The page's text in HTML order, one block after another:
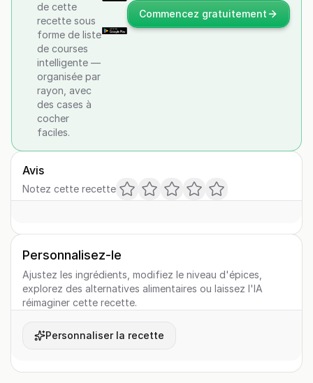
de cette
recette sous
forme de liste
de courses
intelligente —
organisée par
rayon, avec
des cases à
cocher
faciles.
Commencez gratuitement
Avis
Notez cette recette
Personnalisez-le
Ajustez les ingrédients, modifiez le niveau d'épices,
explorez des alternatives alimentaires ou laissez l'IA
réimaginer cette recette.
Personnaliser la recette